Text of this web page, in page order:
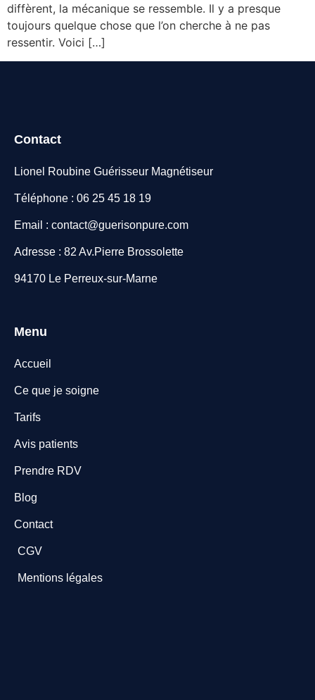
diffèrent, la mécanique se ressemble. Il y a presque
toujours quelque chose que l’on cherche à ne pas
ressentir. Voici […]
Contact
Lionel Roubine Guérisseur Magnétiseur
Téléphone : 06 25 45 18 19
Email : contact@guerisonpure.com
Adresse : 82 Av.Pierre Brossolette
94170 Le Perreux-sur-Marne
Menu
Accueil
Ce que je soigne
Tarifs
Avis patients
Prendre RDV
Blog
Contact
CGV
Mentions légales